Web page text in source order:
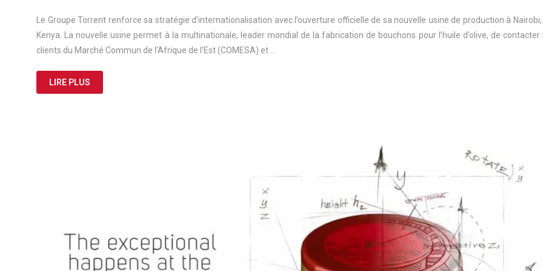
Le Groupe Torrent renforce sa stratégie d’internationalisation avec l’ouverture officielle de sa nouvelle usine de production à Nairobi,
Kenya. La nouvelle usine permet à la multinationale, leader mondial de la fabrication de bouchons pour l’huile d’olive, de contacter
clients du Marché Commun de l’Afrique de l’Est (COMESA) et …
LIRE PLUS